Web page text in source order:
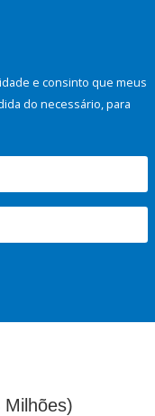
e consinto que meus
do necessário, para
Milhões)